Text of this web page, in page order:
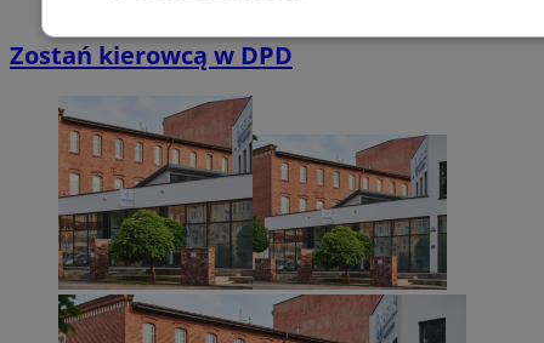
Zostań kierowcą w DPD
Niezbędne Wydajność
Niesklasyfikowane
Niezbędne Wydajność Targetowanie